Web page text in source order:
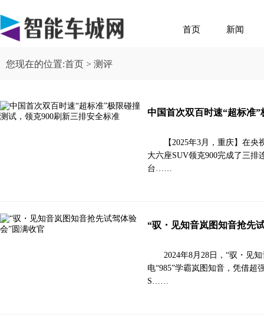
首页 新闻
您现在的位置:首页 > 测评
中国首次双百时速“超标准
【2025年3月，重庆】在
大六座SUV领克900完成了三
台……
“驭・见知音岚图知音抢先
2024年8月28日，“驭・见
电“985”学霸岚图知音，凭借
S……